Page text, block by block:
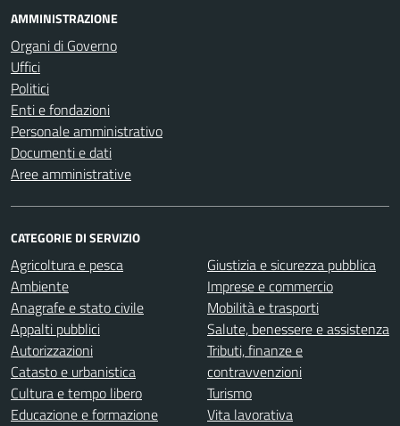
AMMINISTRAZIONE
Organi di Governo
Uffici
Politici
Enti e fondazioni
Personale amministrativo
Documenti e dati
Aree amministrative
CATEGORIE DI SERVIZIO
Agricoltura e pesca
Ambiente
Anagrafe e stato civile
Appalti pubblici
Autorizzazioni
Catasto e urbanistica
Cultura e tempo libero
Educazione e formazione
Giustizia e sicurezza pubblica
Imprese e commercio
Mobilità e trasporti
Salute, benessere e assistenza
Tributi, finanze e
contravvenzioni
Turismo
Vita lavorativa